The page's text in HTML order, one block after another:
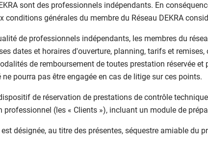
sont des professionnels indépendants. En
conditions générales du membre du Réseau DEKRA
de professionnels indépendants, les membres du
dates et horaires d'ouverture, planning, tarifs et
de remboursement de toutes prestation réservée
pourra pas être engagée en cas de litige sur ces points.
de réservation de prestations de contrôle
(les « Clients »), incluant un module de
désignée, au titre des présentes, séquestre amiable du